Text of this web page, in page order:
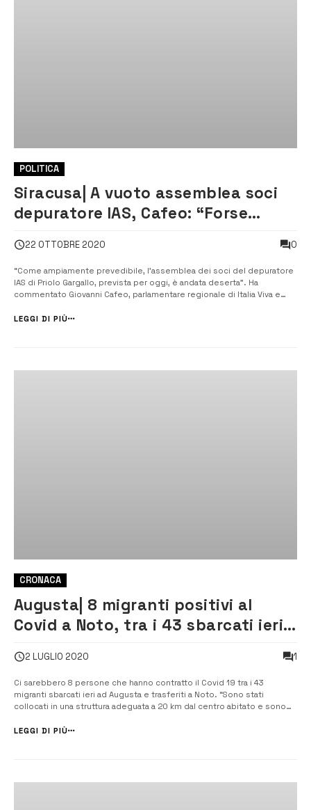
POLITICA
Siracusa| A vuoto assemblea soci
depuratore IAS, Cafeo: “Forse
poltrone?”
22 OTTOBRE 2020 0
“Come ampiamente prevedibile, l’assemblea dei soci del depuratore
IAS di Priolo Gargallo, prevista per oggi, è andata deserta”. Ha
commentato Giovanni Cafeo, parlamentare regionale di Italia Viva e
quanto accaduto, non può che confermarsi la sgradevole sensazione
LEGGI DI PIÙ
CRONACA
Augusta| 8 migranti positivi al
Covid a Noto, tra i 43 sbarcati ieri
2 LUGLIO 2020 1
Ci sarebbero 8 persone che hanno contratto il Covid 19 tra i 43
migranti sbarcati ieri ad Augusta e trasferiti a Noto. “Sono stati
collocati in una struttura adeguata a 20 km dal centro abitato e sono
vicenda intervengono il governatore Musumeci, il commissario della
LEGGI DI PIÙ